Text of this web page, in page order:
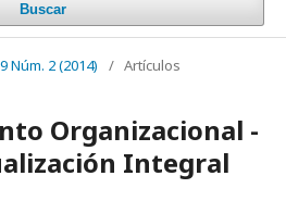
Buscar
Núm. 2 (2014) / Artículos
Organizacional -
Integral